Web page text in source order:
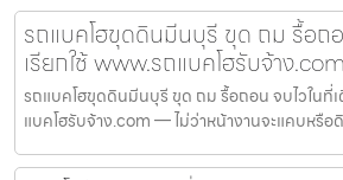
รถแบคโฮขุดดินมีนบุรี ขุด ถม รื้อถอ
เรียกใช้ www.รถแบคโฮรับจ้าง.com
รถแบคโฮขุดดินมีนบุรี ขุด ถม รื้อถอน จบไวในที่เ
แบคโฮรับจ้าง.com — ไม่ว่าหน้างานจะแคบหรือ